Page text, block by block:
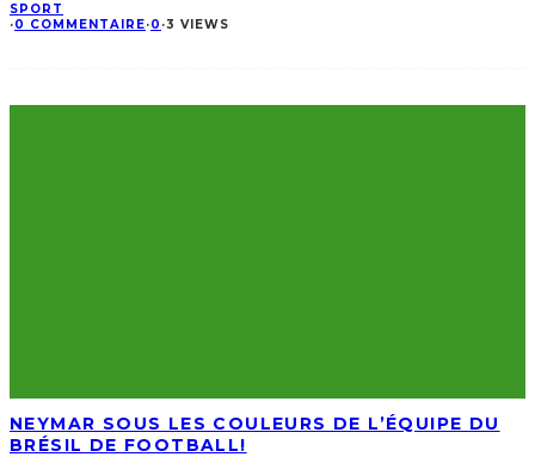
SPORT
·0 COMMENTAIRE·0 ·3 VIEWS
NEYMAR SOUS LES COULEURS DE L’ÉQUIPE DU
BRÉSIL DE FOOTBALL!